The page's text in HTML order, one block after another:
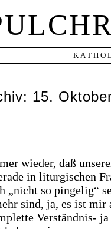
15.
wieder, daß
in liturgischen
„nicht so pingelig“
sind, ja, es ist mir
Verständnis-